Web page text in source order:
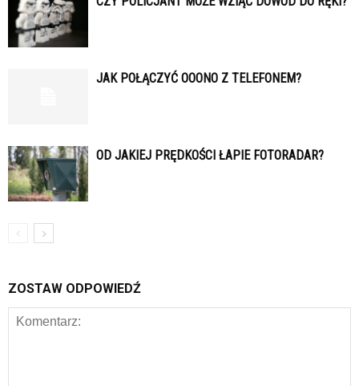
JAK POŁĄCZYĆ OOONO Z TELEFONEM?
OD JAKIEJ PRĘDKOŚCI ŁAPIE FOTORADAR?
ZOSTAW ODPOWIEDŹ